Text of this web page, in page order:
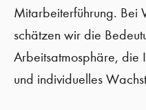
Mitarbeiterführung. Bei
schätzen wir die
Arbeitsatmosphäre, die
und individuelles